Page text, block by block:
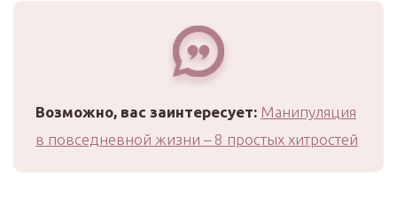
Возможно, вас заинтересует: Манипуляция
в повседневной жизни – 8 простых хитростей